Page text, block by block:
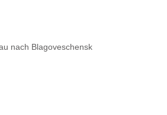
nach Blagoveschensk